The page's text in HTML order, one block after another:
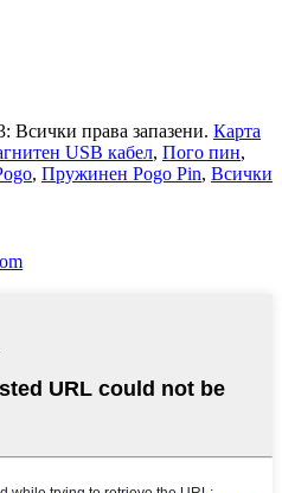
Всички права запазени. Карта
USB кабел, Пого пин,
, Пружинен Pogo Pin, Всички